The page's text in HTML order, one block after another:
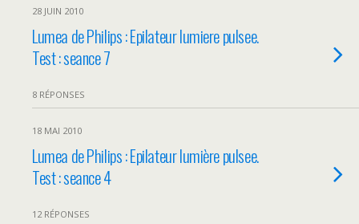
28 JUIN 2010
Lumea de Philips : Epilateur lumiere pulsee.
Test : seance 7
8 RÉPONSES
18 MAI 2010
Lumea de Philips : Epilateur lumière pulsee.
Test : seance 4
12 RÉPONSES